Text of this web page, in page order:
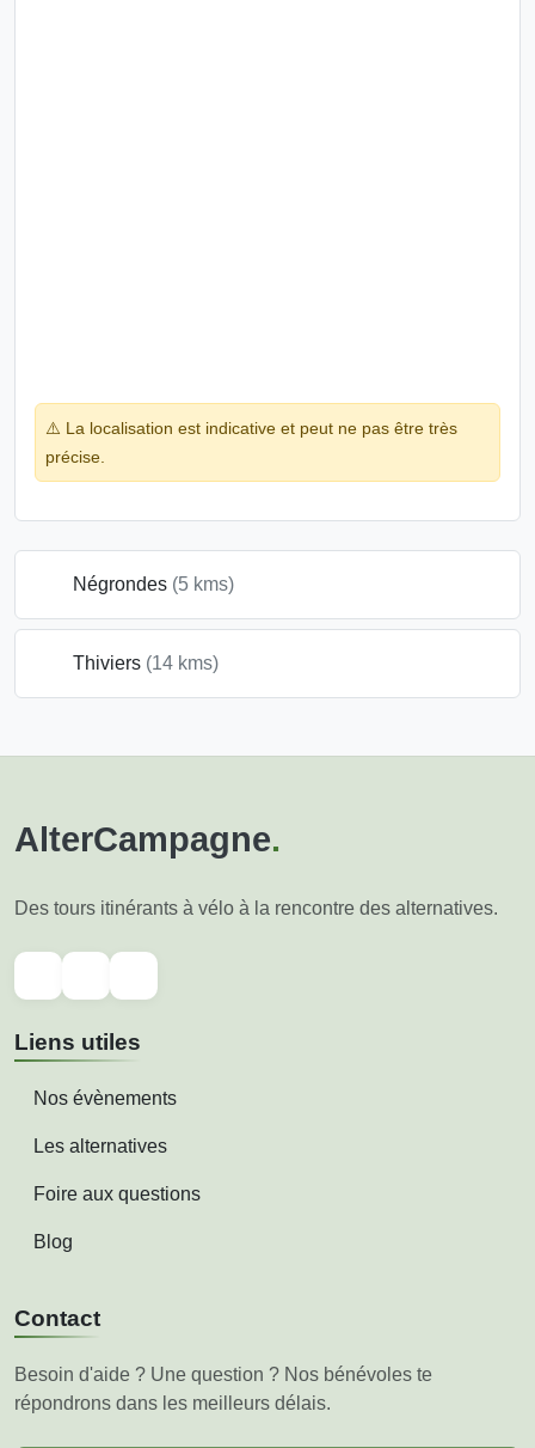
⚠️ La localisation est indicative et peut ne pas être très
précise.
Négrondes (5 kms)
Thiviers (14 kms)
AlterCampagne.
Des tours itinérants à vélo à la rencontre des alternatives.
Liens utiles
Nos évènements
Les alternatives
Foire aux questions
Blog
Contact
Besoin d'aide ? Une question ? Nos bénévoles te
répondrons dans les meilleurs délais.